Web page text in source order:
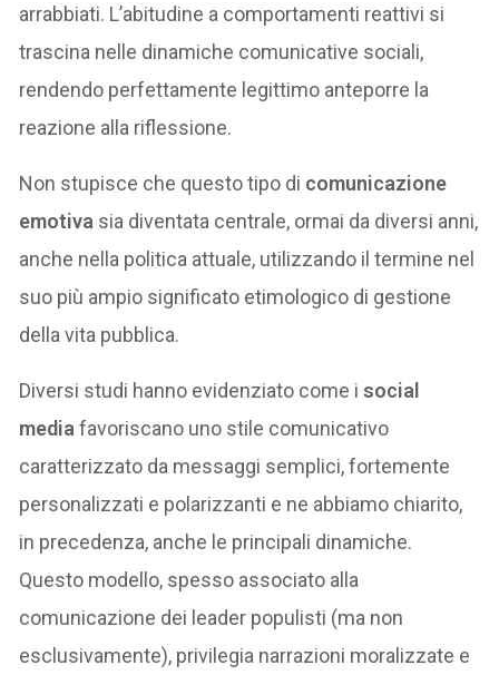
arrabbiati. L’abitudine a comportamenti reattivi si
trascina nelle dinamiche comunicative sociali,
rendendo perfettamente legittimo anteporre la
reazione alla riflessione.
Non stupisce che questo tipo di comunicazione
emotiva sia diventata centrale, ormai da diversi anni,
anche nella politica attuale, utilizzando il termine nel
suo più ampio significato etimologico di gestione
della vita pubblica.
Diversi studi hanno evidenziato come isocial
media favoriscano uno stile comunicativo
caratterizzato da messaggi semplici, fortemente
personalizzati e polarizzanti e ne abbiamo chiarito,
in precedenza, anche le principali dinamiche.
Questo modello, spesso associato alla
comunicazione dei leader populisti (ma non
esclusivamente), privilegia narrazioni moralizzate e